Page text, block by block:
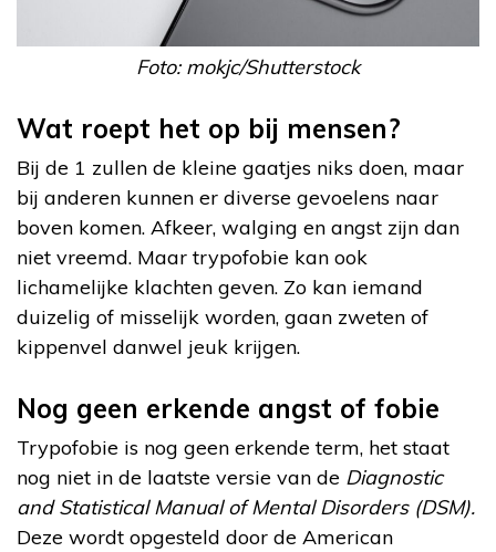
Foto: mokjc/Shutterstock
Wat roept het op bij mensen?
Bij de 1 zullen de kleine gaatjes niks doen, maar
bij anderen kunnen er diverse gevoelens naar
boven komen. Afkeer, walging en angst zijn dan
niet vreemd. Maar trypofobie kan ook
lichamelijke klachten geven. Zo kan iemand
duizelig of misselijk worden, gaan zweten of
kippenvel danwel jeuk krijgen.
Nog geen erkende angst of fobie
Trypofobie is nog geen erkende term, het staat
nog niet in de laatste versie van de Diagnostic
and Statistical Manual of Mental Disorders (DSM).
Deze wordt opgesteld door de American